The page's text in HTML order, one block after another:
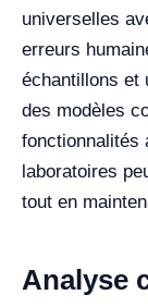
universelles
erreurs
échantillons et
des modèles
fonctionnalités
laboratoires
tout en
Analyse